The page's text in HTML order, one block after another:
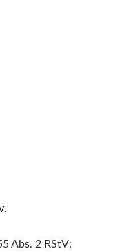
Abs. 2 RStV: